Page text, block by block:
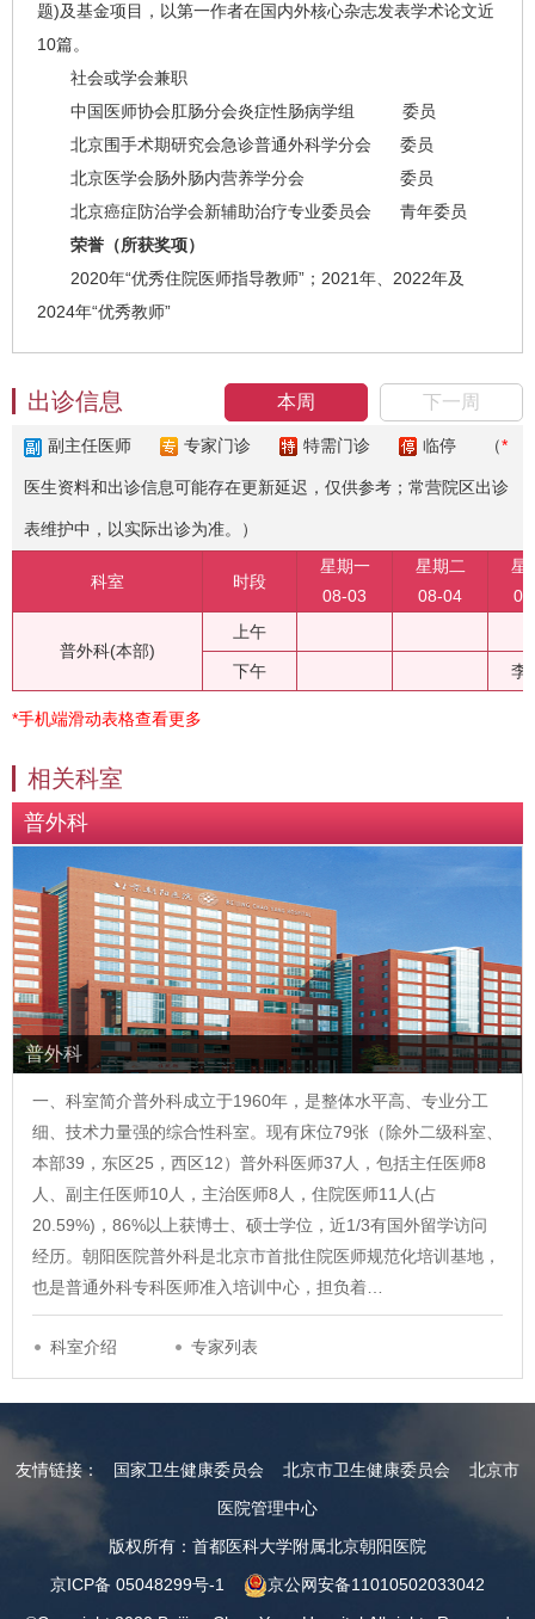
题)及基金项目，以第一作者在国内外核心杂志发表学术论文近
10篇。
社会或学会兼职
中国医师协会肛肠分会炎症性肠病学组 委员
北京围手术期研究会急诊普通外科学分会 委员
北京医学会肠外肠内营养学分会 委员
北京癌症防治学会新辅助治疗专业委员会 青年委员
荣誉（所获奖项）
2020年“优秀住院医师指导教师”；2021年、2022年及
2024年“优秀教师”
本周 下一周
出诊信息
副主任医师 专家门诊 特需门诊 临停 （*
医生资料和出诊信息可能存在更新延迟，仅供参考；常营院区出诊
表维护中，以实际出诊为准。）
科室 时段
星期一
08-03
星期二
08-04
星
普外科(本部)
上午
下午 李
*手机端滑动表格查看更多
相关科室
普外科
普外科
一、科室简介普外科成立于1960年，是整体水平高、专业分工
细、技术力量强的综合性科室。现有床位79张（除外二级科室、
本部39，东区25，西区12）普外科医师37人，包括主任医师8
人、副主任医师10人，主治医师8人，住院医师11人(占
20.59%)，86%以上获博士、硕士学位，近1/3有国外留学访问
经历。朝阳医院普外科是北京市首批住院医师规范化培训基地，
也是普通外科专科医师准入培训中心，担负着…
科室介绍 专家列表
友情链接： 国家卫生健康委员会 北京市卫生健康委员会
北京市
医院管理中心
版权所有：首都医科大学附属北京朝阳医院
京ICP备 05048299号-1
京公网安备11010502033042